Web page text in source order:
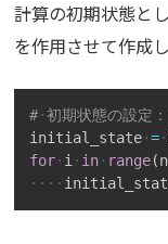
計算の初期状態と
を作用させて作成し
# 初期状態の設定
initial_state =
for i in range(